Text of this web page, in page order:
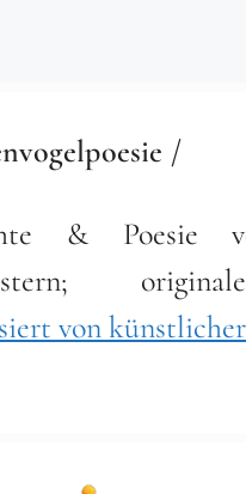
/
& Poesie
von